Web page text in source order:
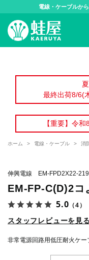
電線・ケーブルか
最終出荷8/6(
【重要】令
ホーム > 電線・ケーブル > 消
伸興電線 EM-FPD2X22-219
EM-FP-C(D)2コ
5.0 （4）
スタッフレビューを見
非常電源回路用低圧耐火ケー